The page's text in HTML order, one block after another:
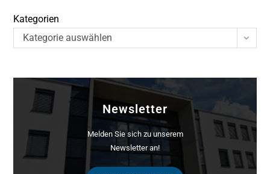
Kategorien
Kategorie auswählen
Newsletter
Melden Sie sich zu unserem
Newsletter an!